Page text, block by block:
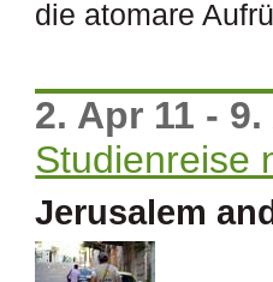
die atomare
2. Apr 11 -
Studienreise
Jerusalem